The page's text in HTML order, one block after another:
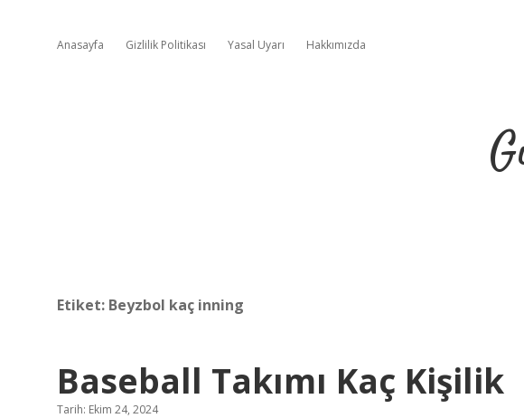
Anasayfa Gizlilik Politikası Yasal Uyarı Hakkımızda
Etiket: Beyzbol kaç inning
Baseball Takımı Kaç Kişilik
Tarih: Ekim 24, 2024